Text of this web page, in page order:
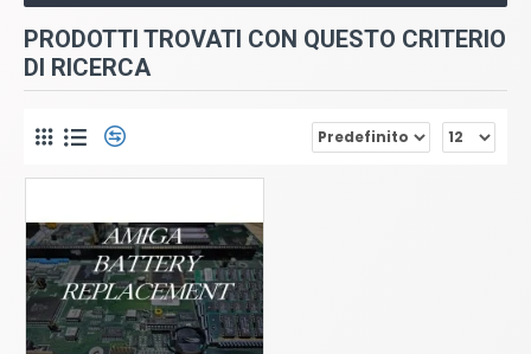
PRODOTTI TROVATI CON QUESTO CRITERIO
DI RICERCA